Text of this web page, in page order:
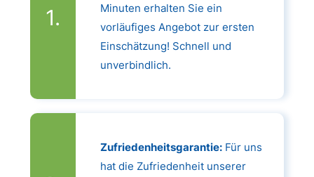
Minuten erhalten Sie ein
vorläufiges Angebot zur ersten
Einschätzung! Schnell und
unverbindlich.
Zufriedenheitsgarantie:Für uns
hat die Zufriedenheit unserer